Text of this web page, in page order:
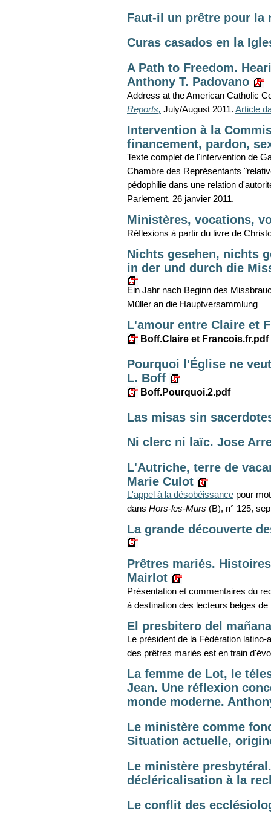
Faut-il un prêtre pour la
Curas casados en la
A Path to Freedom.
Anthony T. Padovano
Address at the American Catholic
Reports, July/August 2011. Article
Intervention à la
financement, pardon,
Texte complet de l'intervention de
Chambre des Représentants
pédophilie dans une relation
Parlement, 26 janvier 2011.
Ministères, vocations,
Réflexions à partir du livre de
Nichts gesehen, nichts
in der und durch die
Ein Jahr nach Beginn des
Müller an die Hauptversammlung
L'amour entre Claire et
Boff.Claire et Francois.fr.pdf
Pourquoi l'Église ne
L. Boff
Boff.Pourquoi.2.pdf
Las misas sin
Ni clerc ni laïc. Jose
L'Autriche, terre de
Marie Culot
L'appel à la désobéissance pour
dans Hors-les-Murs (B), n° 125,
La grande découverte
Prêtres mariés.
Mairlot
Présentation et commentaires du
à destination des lecteurs belges de
El presbitero del
Le président de la Fédération
des prêtres mariés est en train
La femme de Lot, le
Jean. Une réflexion
monde moderne.
Le ministère comme
Situation actuelle,
Le ministère
décléricalisation à la
Le conflit des